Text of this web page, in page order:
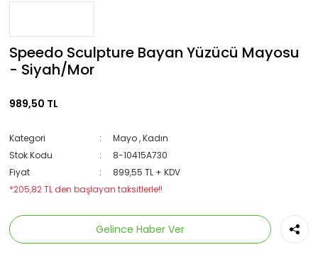
Speedo Sculpture Bayan Yüzücü Mayosu
- Siyah/Mor
989,50 TL
Kategori Mayo ,Kadın
Stok Kodu
8-10415A730
Fiyat
899,55 TL + KDV
*205,82 TL den başlayan taksitlerle!!
Gelince Haber Ver